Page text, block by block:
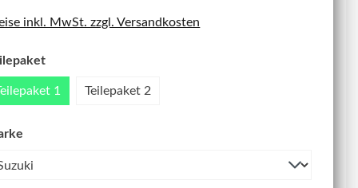
inkl. MwSt. zzgl. Versandkosten
1 Teilepaket 2